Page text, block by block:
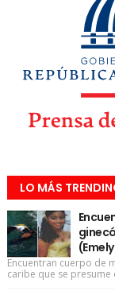
LO MÁS
Encuentran cuerpo de
caribe que se presume